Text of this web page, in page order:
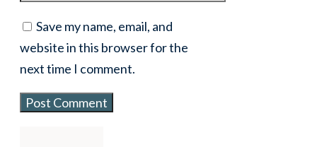
Save my name, email, and
website in this browser for the
next time I comment.